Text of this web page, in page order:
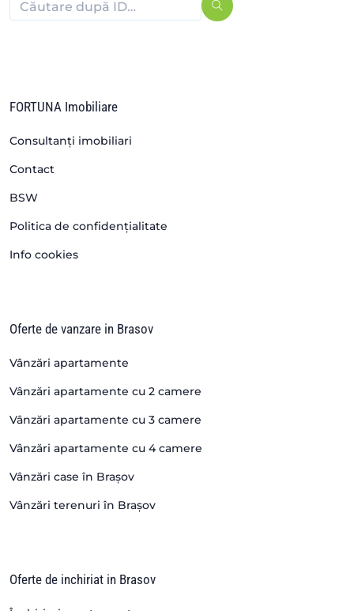
FORTUNA Imobiliare
Consultanți imobiliari
Contact
BSW
Politica de confidențialitate
Info cookies
Oferte de vanzare in Brasov
Vânzări apartamente
Vânzări apartamente cu 2 camere
Vânzări apartamente cu 3 camere
Vânzări apartamente cu 4 camere
Vânzări case în Brașov
Vânzări terenuri în Brașov
Oferte de inchiriat in Brasov